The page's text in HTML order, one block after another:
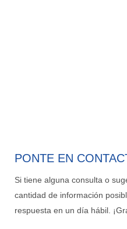
PONTE EN
Si tiene alguna consulta o
cantidad de información
respuesta en un día hábil.